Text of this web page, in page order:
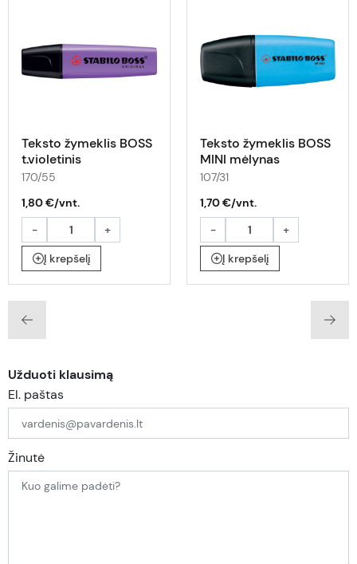
Teksto žymeklis BOSS
t.violetinis
170/55
1,80 €/vnt.
-
+
Į krepšelį
Teksto žymeklis BOSS
MINI mėlynas
107/31
1,70 €/vnt.
-
+
Į krepšelį
Užduoti klausimą
El. paštas
Žinutė